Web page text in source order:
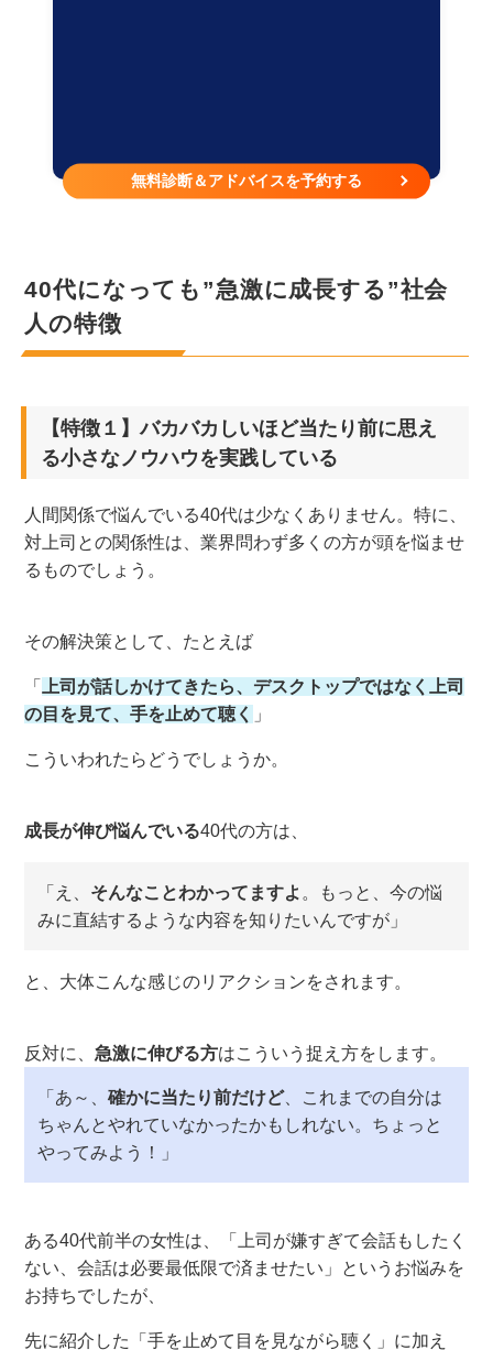
無料診断＆アドバイスを予約する
40代になっても”急激に成長する”社会
人の特徴
【特徴１】バカバカしいほど当たり前に思え
る小さなノウハウを実践している
人間関係で悩んでいる40代は少なくありません。特に、
対上司との関係性は、業界問わず多くの方が頭を悩ませ
るものでしょう。
その解決策として、たとえば
「
上司が話しかけてきたら、デスクトップではなく上司
の目を見て、手を止めて聴く
」
こういわれたらどうでしょうか。
成長が伸び悩んでいる40代の方は、
「え、 そんなことわかってますよ 。もっと、今の悩
みに直結するような内容を知りたいんですが」
と、大体こんな感じのリアクションをされます。
反対に、急激に伸びる方はこういう捉え方をします。
「あ～、確かに当たり前だけど、これまでの自分は
ちゃんとやれていなかったかもしれない。ちょっと
やってみよう！」
ある40代前半の女性は、「上司が嫌すぎて会話もしたく
ない、会話は必要最低限で済ませたい」というお悩みを
お持ちでしたが、
先に紹介した「手を止めて目を見ながら聴く」に加え